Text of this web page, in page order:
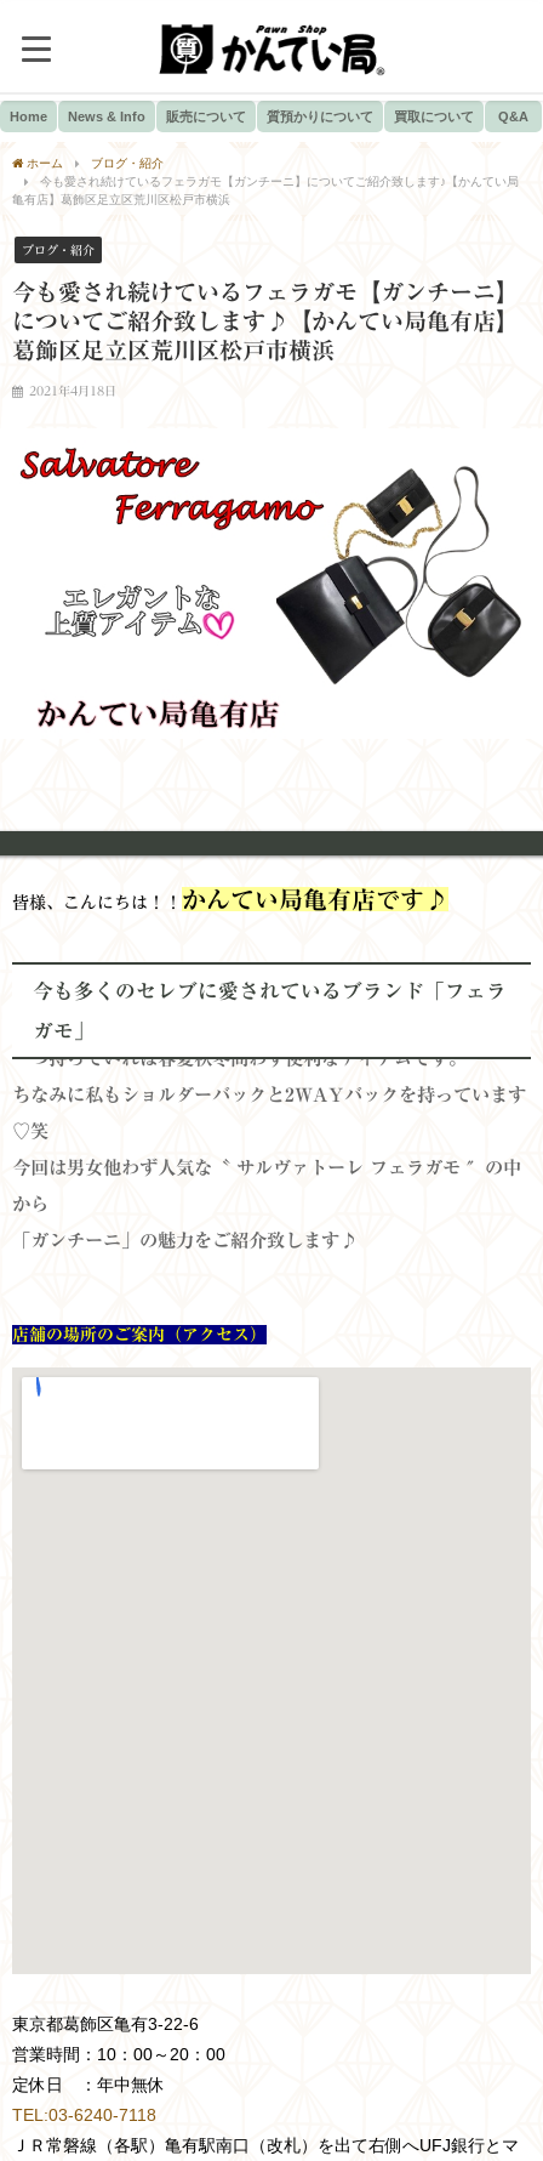
Home News & Info 販売について 質預かりについて 買取について Q&A
ホーム
ブログ・紹介
今も愛され続けているフェラガモ【ガンチーニ】についてご紹介致します♪【かんてい局
亀有店】葛飾区足立区荒川区松戸市横浜
ブログ・紹介
今も愛され続けているフェラガモ【ガンチーニ】
についてご紹介致します♪【かんてい局亀有店】
葛飾区足立区荒川区松戸市横浜
2021年4月18日
皆様、こんにちは！！ かんてい局亀有店です♪
今も多くのセレブに愛されているブランド「フェラ
ガモ」
一つ持っていれば春夏秋冬問わず便利なアイテムです。
ちなみに私もショルダーバックと2WAYバックを持っています
♡笑
今回は男女他わず人気な〝 サルヴァトーレ フェラガモ ″の中
から
「ガンチーニ」の魅力をご紹介致します♪
店舗の場所のご案内（アクセス）
東京都葛飾区亀有3-22-6
営業時間：10：00～20：00
定休日 ：年中無休
TEL:03-6240-7118
ＪＲ常磐線（各駅）亀有駅南口（改札）を出て右側へUFJ銀行とマ